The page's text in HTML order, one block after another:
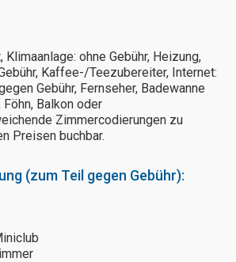
ohne Gebühr, Heizung,
Kaffee-/Teezubereiter, Internet:
Gebühr, Fernseher, Badewanne
Balkon oder
Zimmercodierungen zu
Preisen buchbar.
(zum Teil gegen Gebühr):